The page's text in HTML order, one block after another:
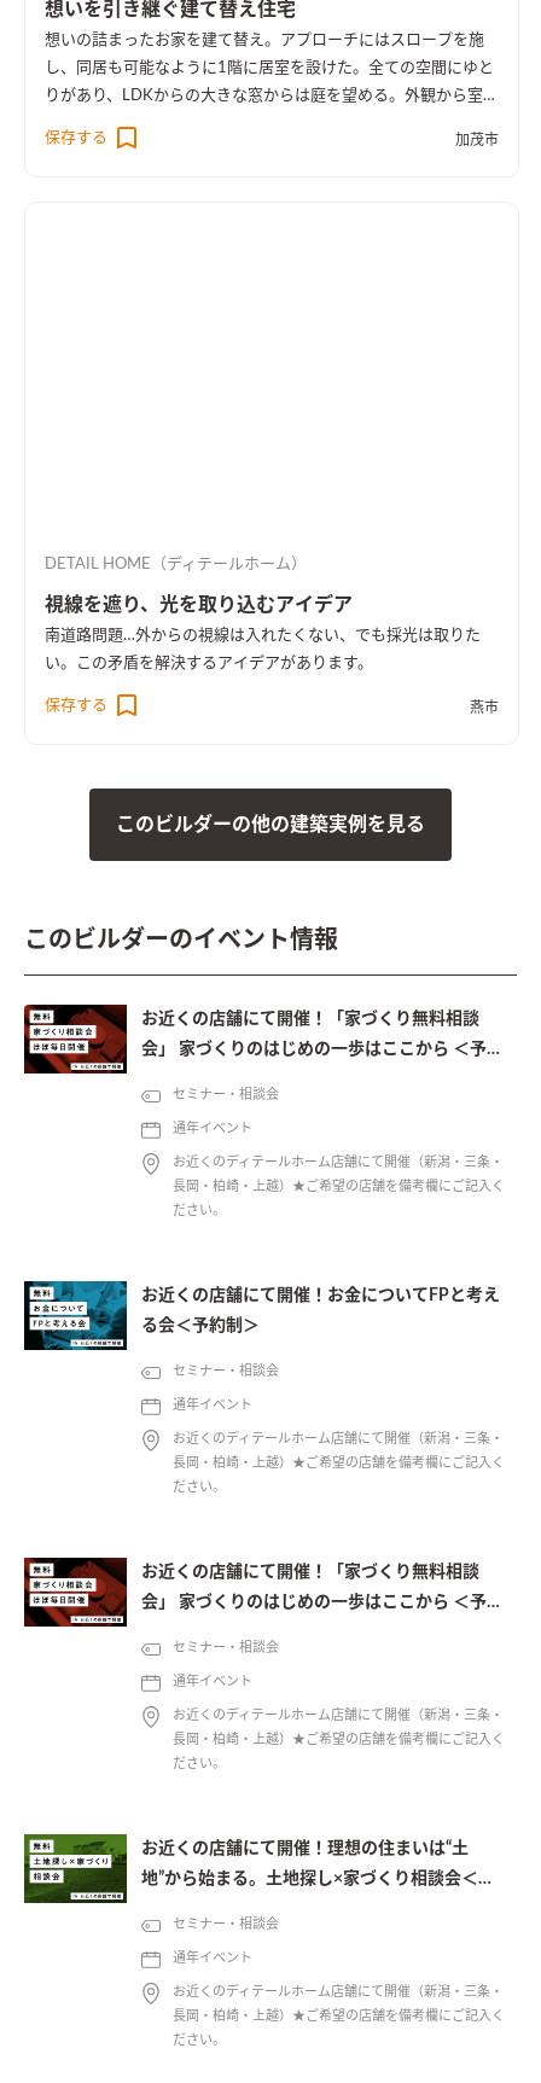
想いを引き継ぐ建て替え住宅
想いの詰まったお家を建て替え。アプローチにはスロープを施
し、同居も可能なように1階に居室を設けた。全ての空間にゆと
りがあり、LDKからの大きな窓からは庭を望める。外観から室内
空間まで広さを感じる事のできるお家となった。
保存する
加茂市
DETAIL HOME（ディテールホーム）
視線を遮り、光を取り込むアイデア
南道路問題…外からの視線は入れたくない、でも採光は取りた
い。この矛盾を解決するアイデアがあります。
保存する 燕市
このビルダーの他の建築実例を見る
このビルダーのイベント情報
お近くの店舗にて開催！「家づくり無料相談
会」 家づくりのはじめの一歩はここから ＜予約
セミナー・相談会
通年イベント
お近くのディテールホーム店舗にて開催（新潟・三条・
長岡・柏崎・上越）★ご希望の店舗を備考欄にご記入く
ださい。
お近くの店舗にて開催！お金についてFPと考え
る会＜予約制＞
セミナー・相談会
通年イベント
お近くのディテールホーム店舗にて開催（新潟・三条・
長岡・柏崎・上越）★ご希望の店舗を備考欄にご記入く
ださい。
お近くの店舗にて開催！「家づくり無料相談
会」 家づくりのはじめの一歩はここから ＜予約
セミナー・相談会
通年イベント
お近くのディテールホーム店舗にて開催（新潟・三条・
長岡・柏崎・上越）★ご希望の店舗を備考欄にご記入く
ださい。
お近くの店舗にて開催！理想の住まいは“土
地”から始まる。土地探し×家づくり相談会＜予
セミナー・相談会
通年イベント
お近くのディテールホーム店舗にて開催（新潟・三条・
長岡・柏崎・上越）★ご希望の店舗を備考欄にご記入く
ださい。